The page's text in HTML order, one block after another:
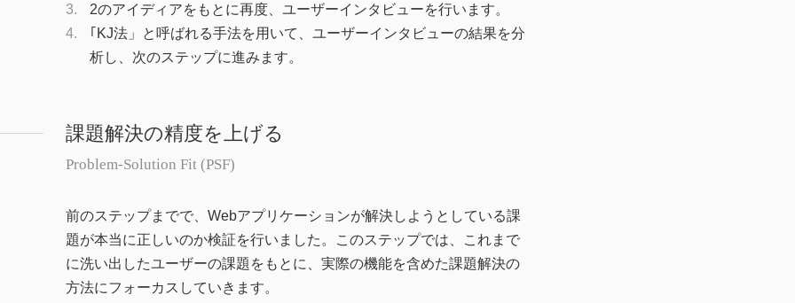
2のアイディアをもとに再度、ユーザーインタビューを行います。
｢KJ法」と呼ばれる手法を用いて、ユーザーインタビューの結果を分
析し、次のステップに進みます。
課題解決の精度を上げる
Problem-Solution Fit (PSF)
前のステップまでで、Webアプリケーションが解決しようとしている課
題が本当に正しいのか検証を行いました。このステップでは、これまで
に洗い出したユーザーの課題をもとに、実際の機能を含めた課題解決の
方法にフォーカスしていきます。